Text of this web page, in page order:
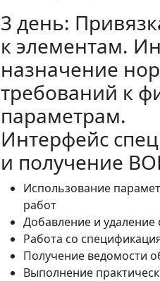
3 день:
к элементам.
назначение
требований к
параметрам.
Интерфейс
и получение
Использование
работ
Добавление и
Работа со
Получение ведомости
Выполнение